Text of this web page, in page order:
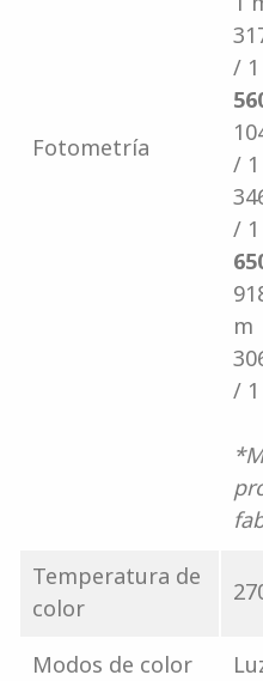
Fotometría
/
/
/
m
/
Temperatura de
color
Modos de color